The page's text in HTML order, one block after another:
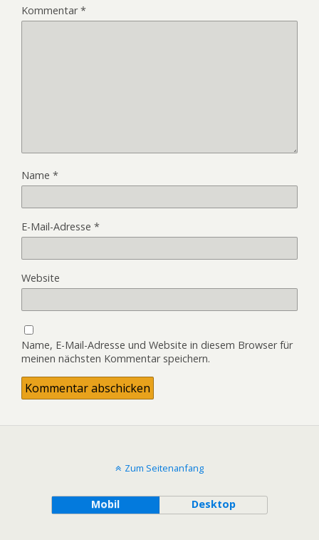
Kommentar*
Name *
E-Mail-Adresse *
Website
Name, E-Mail-Adresse und Website in diesem Browser für
meinen nächsten Kommentar speichern.
Zum Seitenanfang
Mobil Desktop